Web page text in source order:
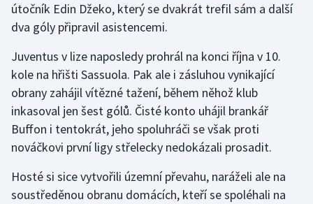
Plážový volejbal
Rychlobruslení
Rychlostní kanoistika
Short track
Sportovní střelba
útočník Edin Džeko, který se dvakrát trefil sám a další
dva góly připravil asistencemi.
Juventus v lize naposledy prohrál na konci října v 10.
kole na hřišti Sassuola. Pak ale i zásluhou vynikající
obrany zahájil vítězné tažení, během něhož klub
inkasoval jen šest gólů. Čisté konto uhájil brankář
Buffon i tentokrát, jeho spoluhráči se však proti
nováčkovi první ligy střelecky nedokázali prosadit.
Hosté si sice vytvořili územní převahu, naráželi ale na
soustředěnou obranu domácích, kteří se spoléhali na